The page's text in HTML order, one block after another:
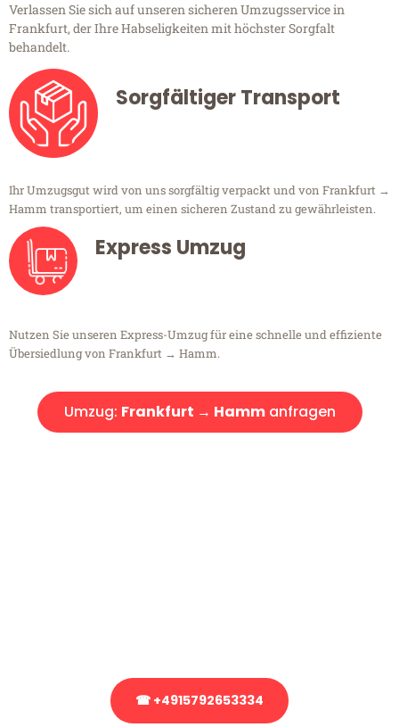
Verlassen Sie sich auf unseren sicheren Umzugsservice in
Frankfurt, der Ihre Habseligkeiten mit höchster Sorgfalt
behandelt.
Sorgfältiger Transport
Ihr Umzugsgut wird von uns sorgfältig verpackt und von Frankfurt →
Hamm transportiert, um einen sicheren Zustand zu gewährleisten.
Express Umzug
Nutzen Sie unseren Express-Umzug für eine schnelle und effiziente
Übersiedlung von Frankfurt → Hamm.
Umzug: Frankfurt → Hammanfragen
☎ +4915792653334